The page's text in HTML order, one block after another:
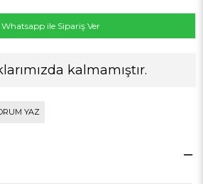
Whatsapp ile Sipariş Ver
kalmamıştır.
YAZ